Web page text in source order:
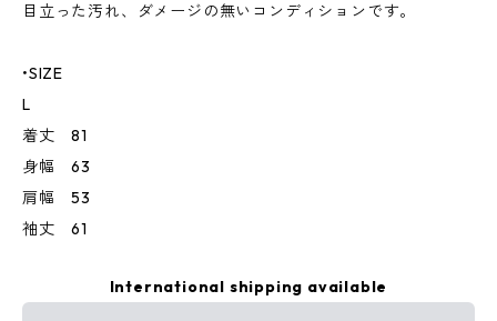
目立った汚れ、ダメージの無いコンディションです。
•SIZE
L
着丈 81
身幅 63
肩幅 53
袖丈 61
International shipping available